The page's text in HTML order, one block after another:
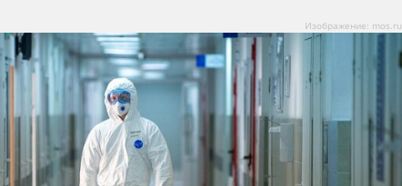
Изображение: mos.ru